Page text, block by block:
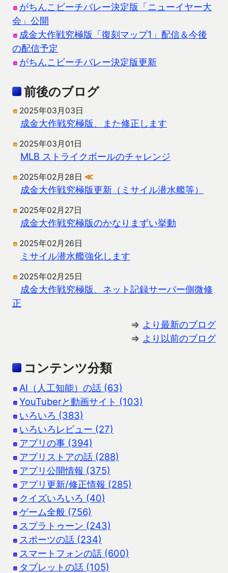
がちんこビーチバレー決定版「ニューイヤー大
会」公開
成金大作戦究極版「復刻マップ1」配信＆今後
の配信予定
がちんこビーチバレー決定版更新
前後のブログ
2025年03月03日
成金大作戦究極版、また修正します
2025年03月01日
MLB ストライクボールのチャレンジ
2025年02月28日 ≪
成金大作戦究極版更新（ミサイル潜水艦等）
2025年02月27日
成金大作戦究極版のかなりまずい挙動
2025年02月26日
ミサイル潜水艦強化します
2025年02月25日
成金大作戦究極版、ネット記録サーバー側微修
正
⇒ より最新のブログ
⇒ より以前のブログ
コンテンツ分類
AI（人工知能）の話 (63)
YouTuberと動画サイト (103)
いろいろ (383)
いろいろレビュー (27)
アプリの事 (394)
アプリストアの話 (288)
アプリ公開情報 (375)
アプリ更新/修正情報 (285)
クイズいろいろ (40)
ゲーム全般 (756)
スプラトゥーン (243)
スポーツの話 (234)
スマートフォンの話 (600)
タブレットの話 (105)